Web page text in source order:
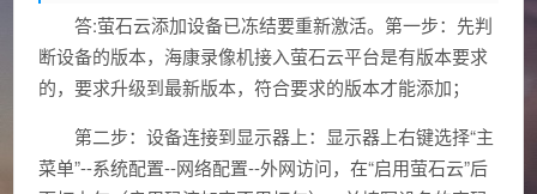
答:萤石云添加设备已冻结要重新激活。第一步：先判
断设备的版本，海康录像机接入萤石云平台是有版本要求
的，要求升级到最新版本，符合要求的版本才能添加；
第二步：设备连接到显示器上：显示器上右键选择“主
菜单”--系统配置--网络配置--外网访问，在“启用萤石云”后